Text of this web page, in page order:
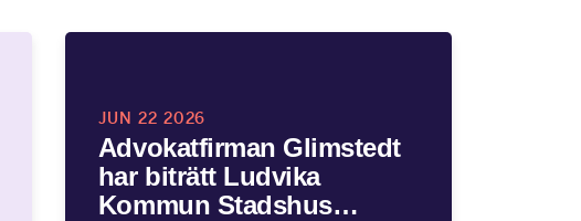
JUN 22 2026
Advokatfirman Glimstedt
har biträtt Ludvika
Kommun Stadshus…